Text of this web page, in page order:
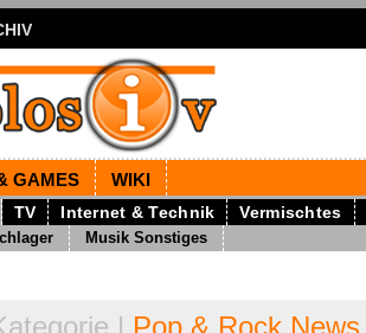
GAMES WIKI
TV Internet & Technik Vermischtes
Musik Sonstiges